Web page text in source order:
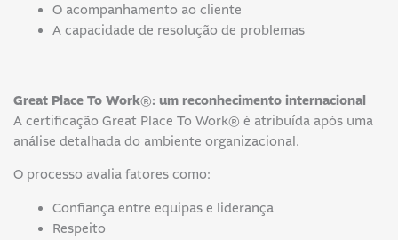
O acompanhamento ao cliente
A capacidade de resolução de problemas
Great Place To Work®: um reconhecimento internacional
A certificação Great Place To Work® é atribuída após uma
análise detalhada do ambiente organizacional.
O processo avalia fatores como:
Confiança entre equipas e liderança
Respeito